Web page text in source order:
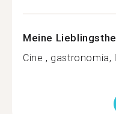
Meine
Cine , gastronomia,